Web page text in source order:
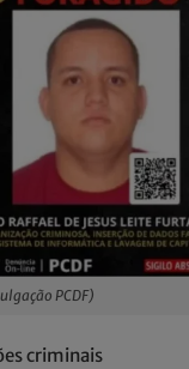
PCDF)
criminais